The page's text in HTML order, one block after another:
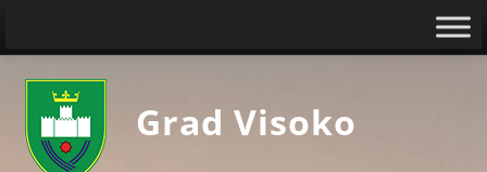
Grad Visoko